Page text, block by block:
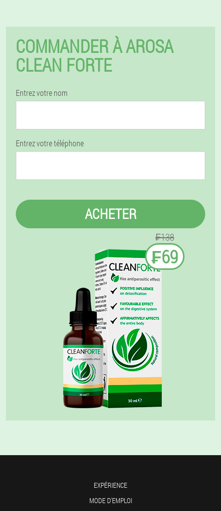
COMMANDER À AROSA
CLEAN FORTE
Entrez votre nom
Entrez votre téléphone
ACHETER
₣138
₣69
EXPÉRIENCE
MODE D'EMPLOI